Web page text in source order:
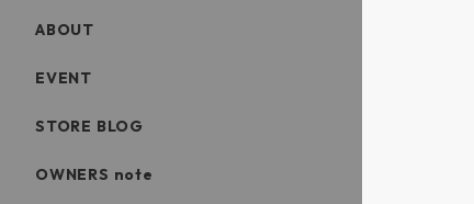
ABOUT
EVENT
STORE BLOG
OWNERS note